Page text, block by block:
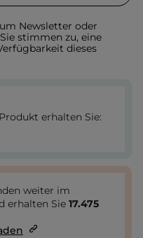
Newsletter oder
stimmen zu, eine
dieses
erhalten Sie:
weiter im
erhalten Sie 17.475